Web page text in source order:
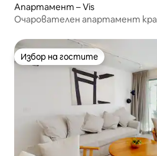
Апартамент – Vis
Очарователен апартамент
Избор на гостите
Избор на гостите